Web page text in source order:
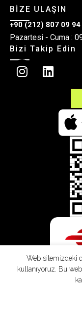
BİZE ULAŞIN
+90 (212) 807 09 94
Pazartesi - Cuma :
Bizi Takip Edin
Web sitemizdeki
kullanıyoruz. Bu